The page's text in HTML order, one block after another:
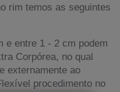
rim temos as seguintes
e entre 1 - 2 cm podem
Corpórea, no qual
externamente ao
procedimento no